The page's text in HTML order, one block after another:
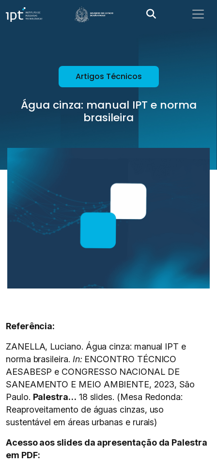
Artigos Técnicos
Água cinza: manual IPT e norma
brasileira
Referência:
ZANELLA, Luciano. Água cinza: manual IPT e
norma brasileira. In: ENCONTRO TÉCNICO
AESABESP e CONGRESSO NACIONAL DE
SANEAMENTO E MEIO AMBIENTE, 2023, São
Paulo. Palestra… 18 slides. (Mesa Redonda:
Reaproveitamento de águas cinzas, uso
sustentável em áreas urbanas e rurais)
Acesso aos slides da apresentação da Palestra
em PDF: